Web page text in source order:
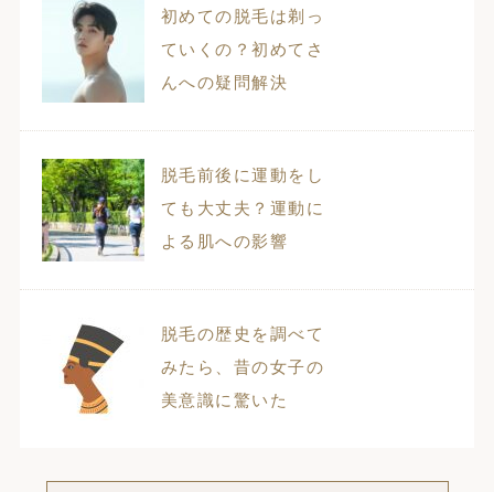
初めての脱毛は剃っ
ていくの？初めてさ
んへの疑問解決
脱毛前後に運動をし
ても大丈夫？運動に
よる肌への影響
脱毛の歴史を調べて
みたら、昔の女子の
美意識に驚いた